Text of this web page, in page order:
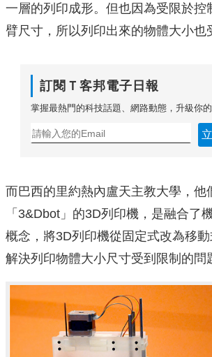
一層的列印成形。但也因為受限於控
臂尺寸，所以列印出來的物體大小也
訂閱Ｔ客邦電子日報
掌握最熱門的科技話題、網路動態，升級你的
而巴西的里約熱內盧天主教大學，他
「3&Dbot」的3D列印機，是融合了
概念，將3D列印機從固定式改為移
解決列印物體大小尺寸受到限制的問